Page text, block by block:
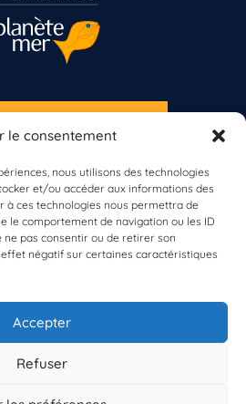
le consentement
nous utilisons des technologies
et/ou accéder aux informations des
à ces technologies nous permettra de
le comportement de navigation ou les ID
ne pas consentir ou de retirer son
négatif sur certaines caractéristiques
Accepter
Refuser
propos de BioLit
données d'observation
Ressources
du programme
Contacts
À LA NEWSLETTER
encore inscrit à Biolit ?
vous dès maintenant